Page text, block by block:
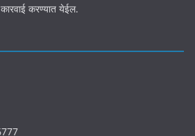
करण्यात येईल.